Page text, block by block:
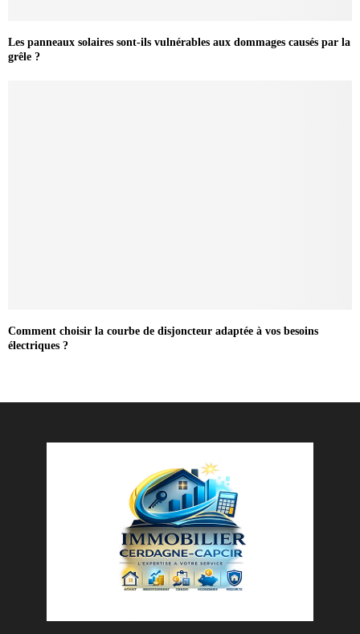
Les panneaux solaires sont-ils vulnérables aux dommages causés par la
grêle ?
Comment choisir la courbe de disjoncteur adaptée à vos besoins
électriques ?